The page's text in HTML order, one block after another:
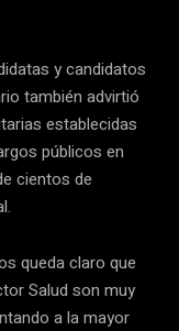
y candidatos
también advirtió
establecidas
públicos en
cientos de
queda claro que
Salud son muy
a la mayor